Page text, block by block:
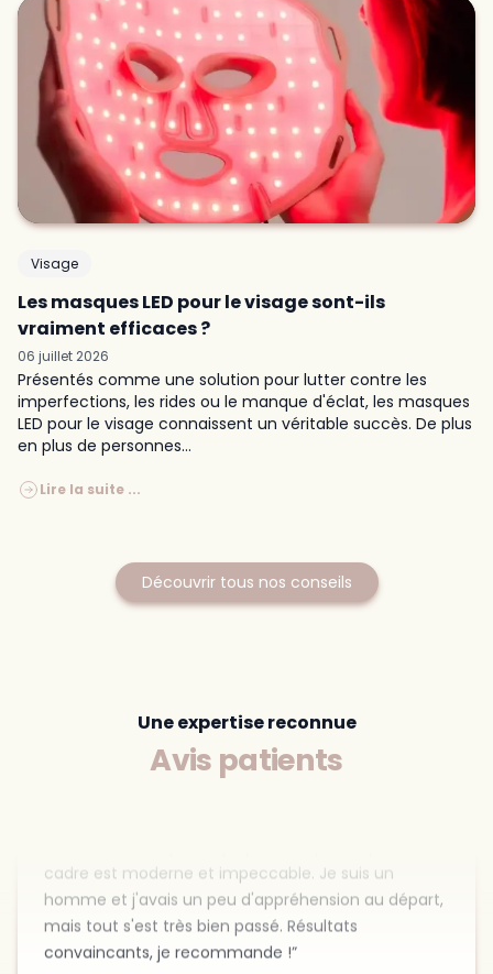
Visage
Les masques LED pour le visage sont-ils
vraiment efficaces ?
06 juillet 2026
Présentés comme une solution pour lutter contre les
imperfections, les rides ou le manque d'éclat, les masques
LED pour le visage connaissent un véritable succès. De plus
en plus de personnes...
Lire la suite ...
Découvrir tous nos conseils
Avis patients
Une expertise reconnue
Maelle C
Une super expérience merci je recommande 👍
Très bonne expérience au centre Clinic 26. Accueil
au top, l'infirmière est douce, attentionnée et prend
vraiment le temps d'expliquer chaque étape. Le
mais tout s'est très bien passé. Résultats
convaincants, je recommande !
il y a moins d'une semaine